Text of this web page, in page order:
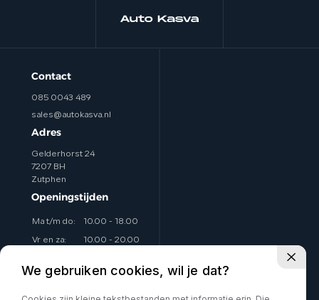
Contact
085 0043 489
sales@autokasva.nl
Adres
Gelderhorst 24
7207 BH
Zutphen
Openingstijden
Ma t/m do: 10.00 - 18.00
Vr en za: 10.00 - 20.00
We gebruiken cookies, wil je dat?